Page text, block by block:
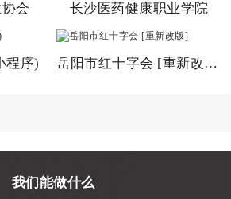
会 长沙医药健康职业学院
程序) 岳阳市红十字会 [重新改版]
我们能做什么